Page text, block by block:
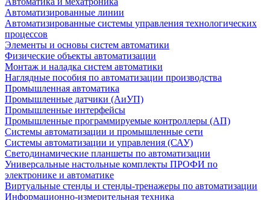
Автоматизированные линии
Автоматизированные системы управления технологических
процессов
Элементы и основы систем автоматики
Физические объекты автоматизации
Монтаж и наладка систем автоматики
Наглядные пособия по автоматизации производства
Промышленная автоматика
Промышленные датчики (АиУП)
Промышленные интерфейсы
Промышленные программируемые контроллеры (АП)
Системы автоматизации и промышленные сети
Системы автоматизации и управления (САУ)
Светодинамические планшеты по автоматизации
Универсальные настольные комплекты ПРОФИ по
электронике и автоматике
Виртуальные стенды и стенды-тренажеры по автоматизации
Информационно-измерительная техника